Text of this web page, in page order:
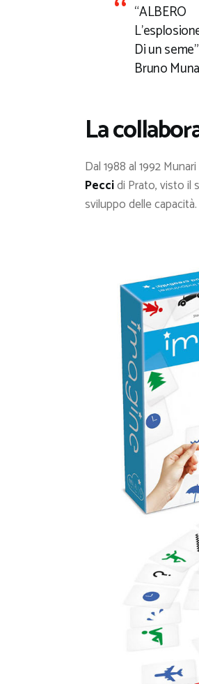
“ALBERO
Di un seme”
Bruno
La
Dal 1988 al 1992
Peccidi Prato, visto il
sviluppo delle capacità.